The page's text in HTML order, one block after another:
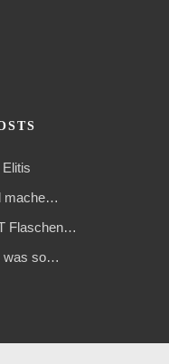
mache…
Flaschen…
was so…